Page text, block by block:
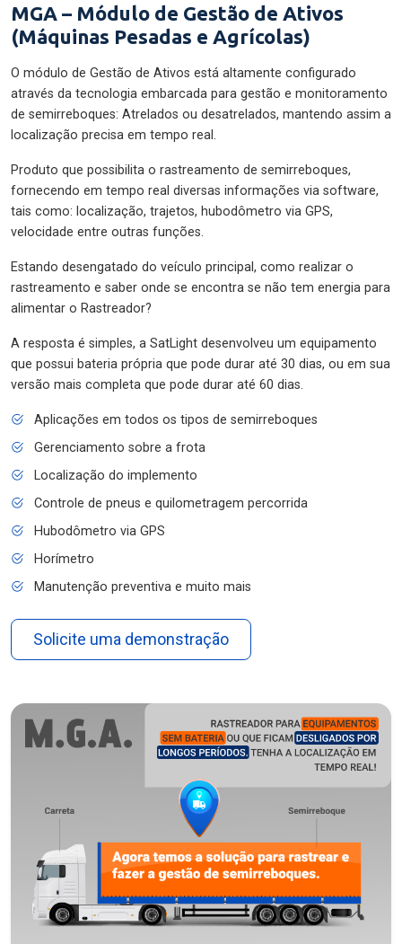
MGA – Módulo de Gestão de Ativos
(Máquinas Pesadas e Agrícolas)
O módulo de Gestão de Ativos está altamente configurado
através da tecnologia embarcada para gestão e monitoramento
de semirreboques: Atrelados ou desatrelados, mantendo assim a
localização precisa em tempo real.
Produto que possibilita o rastreamento de semirreboques,
fornecendo em tempo real diversas informações via software,
tais como: localização, trajetos, hubodômetro via GPS,
velocidade entre outras funções.
Estando desengatado do veículo principal, como realizar o
rastreamento e saber onde se encontra se não tem energia para
alimentar o Rastreador?
A resposta é simples, a SatLight desenvolveu um equipamento
que possui bateria própria que pode durar até 30 dias, ou em sua
versão mais completa que pode durar até 60 dias.
Aplicações em todos os tipos de semirreboques
Gerenciamento sobre a frota
Localização do implemento
Controle de pneus e quilometragem percorrida
Hubodômetro via GPS
Horímetro
Manutenção preventiva e muito mais
Solicite uma demonstração